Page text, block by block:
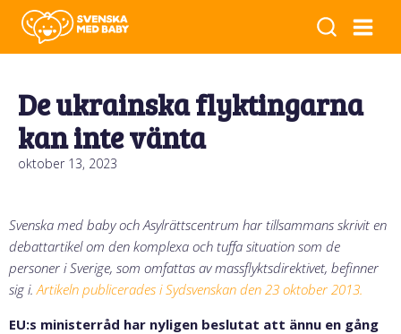
De ukrainska flyktingarna
kan inte vänta
oktober 13, 2023
Svenska med baby och Asylrättscentrum har tillsammans skrivit en
debattartikel om den komplexa och tuffa situation som de
personer i Sverige, som omfattas av massflyktsdirektivet, befinner
sig i. Artikeln publicerades i Sydsvenskan den 23 oktober 2013.
EU:s ministerråd har nyligen beslutat att ännu en gång